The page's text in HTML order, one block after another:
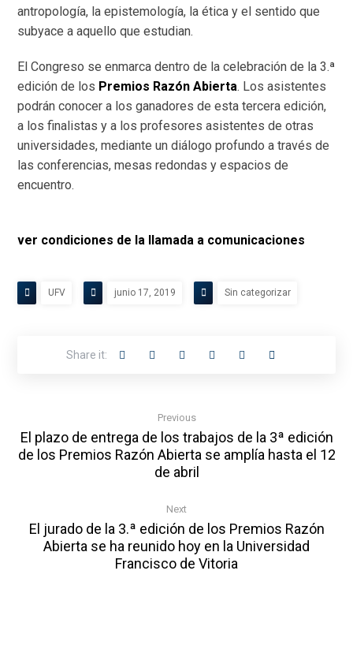
antropología, la epistemología, la ética y el sentido que
subyace a aquello que estudian.
El Congreso se enmarca dentro de la celebración de la 3.ª
edición de los Premios Razón Abierta. Los asistentes
podrán conocer a los ganadores de esta tercera edición,
a los finalistas y a los profesores asistentes de otras
universidades, mediante un diálogo profundo a través de
las conferencias, mesas redondas y espacios de
encuentro.
ver condiciones de la llamada a comunicaciones
UFV junio 17, 2019 Sin categorizar
Previous
El plazo de entrega de los trabajos de la 3ª edición
de los Premios Razón Abierta se amplía hasta el 12
de abril
Next
El jurado de la 3.ª edición de los Premios Razón
Abierta se ha reunido hoy en la Universidad
Francisco de Vitoria